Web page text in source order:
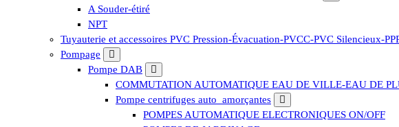
A Souder-étiré
NPT
Tuyauterie et accessoires PVC Pression-Évacuation-PVCC-PVC Silencieux-
Pompage
Pompe DAB
COMMUTATION AUTOMATIQUE EAU DE VILLE-EAU DE
Pompe centrifuges auto_amorçantes
POMPES AUTOMATIQUE ELECTRONIQUES ON/OFF